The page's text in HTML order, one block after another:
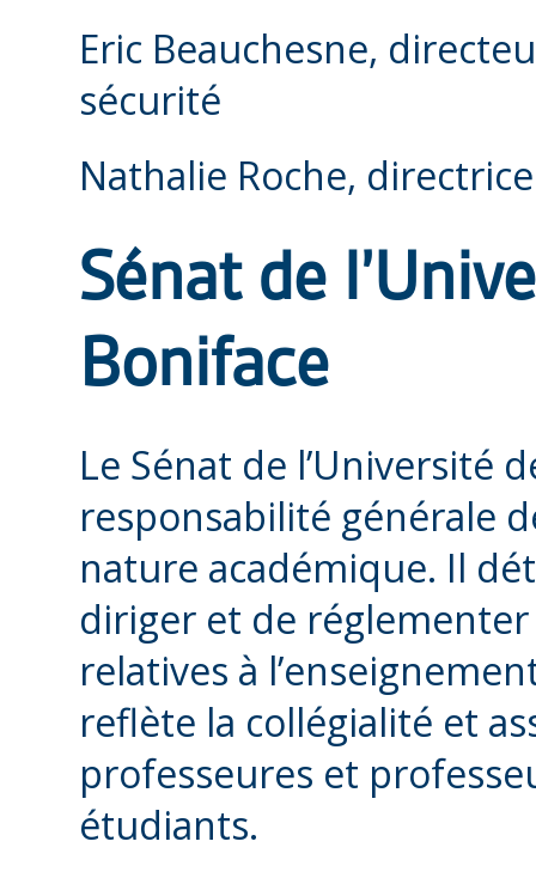
Eric Beauchesne,
sécurité
Nathalie Roche,
Sénat de
Boniface
Le Sénat de l’Université
responsabilité générale
nature académique. Il
diriger et de
relatives à
reflète la collégialité et
professeures et
étudiants.